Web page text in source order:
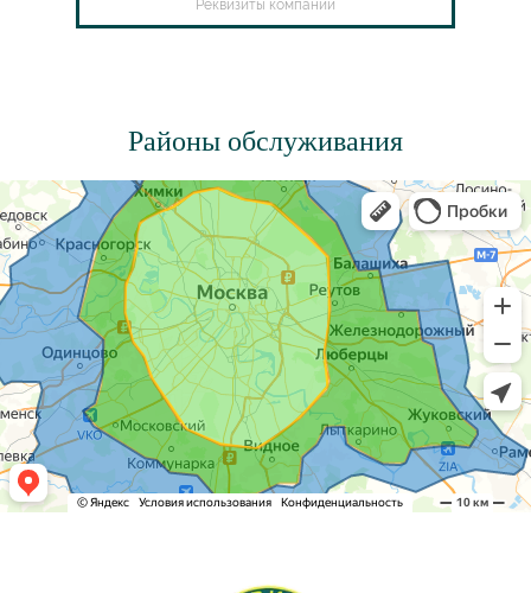
Реквизиты компании
Районы обслуживания